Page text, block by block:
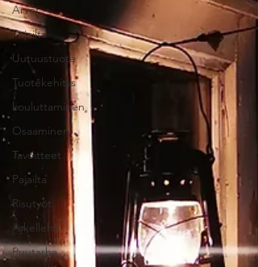
Arvot
Pajailta
Uutuustuote
Tuotekehitys
kouluttaminen
Osaaminen
Tavoitteet
Pajailta
Risutyöt
Askellehti
Puutarha